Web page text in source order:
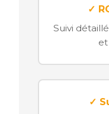
✓
Suivi
✓